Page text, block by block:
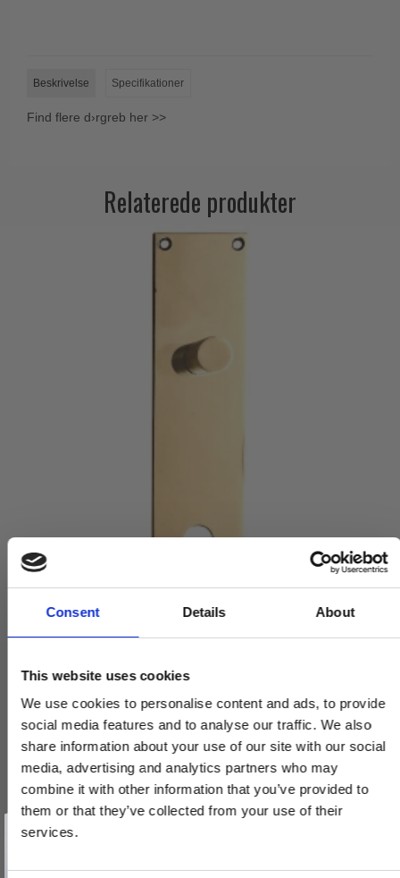
Consent Details About
This website uses cookies
We use cookies to personalise content and ads, to provide
social media features and to analyse our traffic. We also
share information about your use of our site with our social
media, advertising and analytics partners who may
combine it with other information that you’ve provided to
them or that they’ve collected from your use of their
services.
Beskrivelse Specifikationer
Find flere d›rgreb her >>
Relaterede produkter
Langskilt med vridergreb - Messing uden lak - Model FUNKIS -
235x55x3 mm
VH.13.1061.Q
839,00 DKK
VIS PRODUKT Vind et gavekort